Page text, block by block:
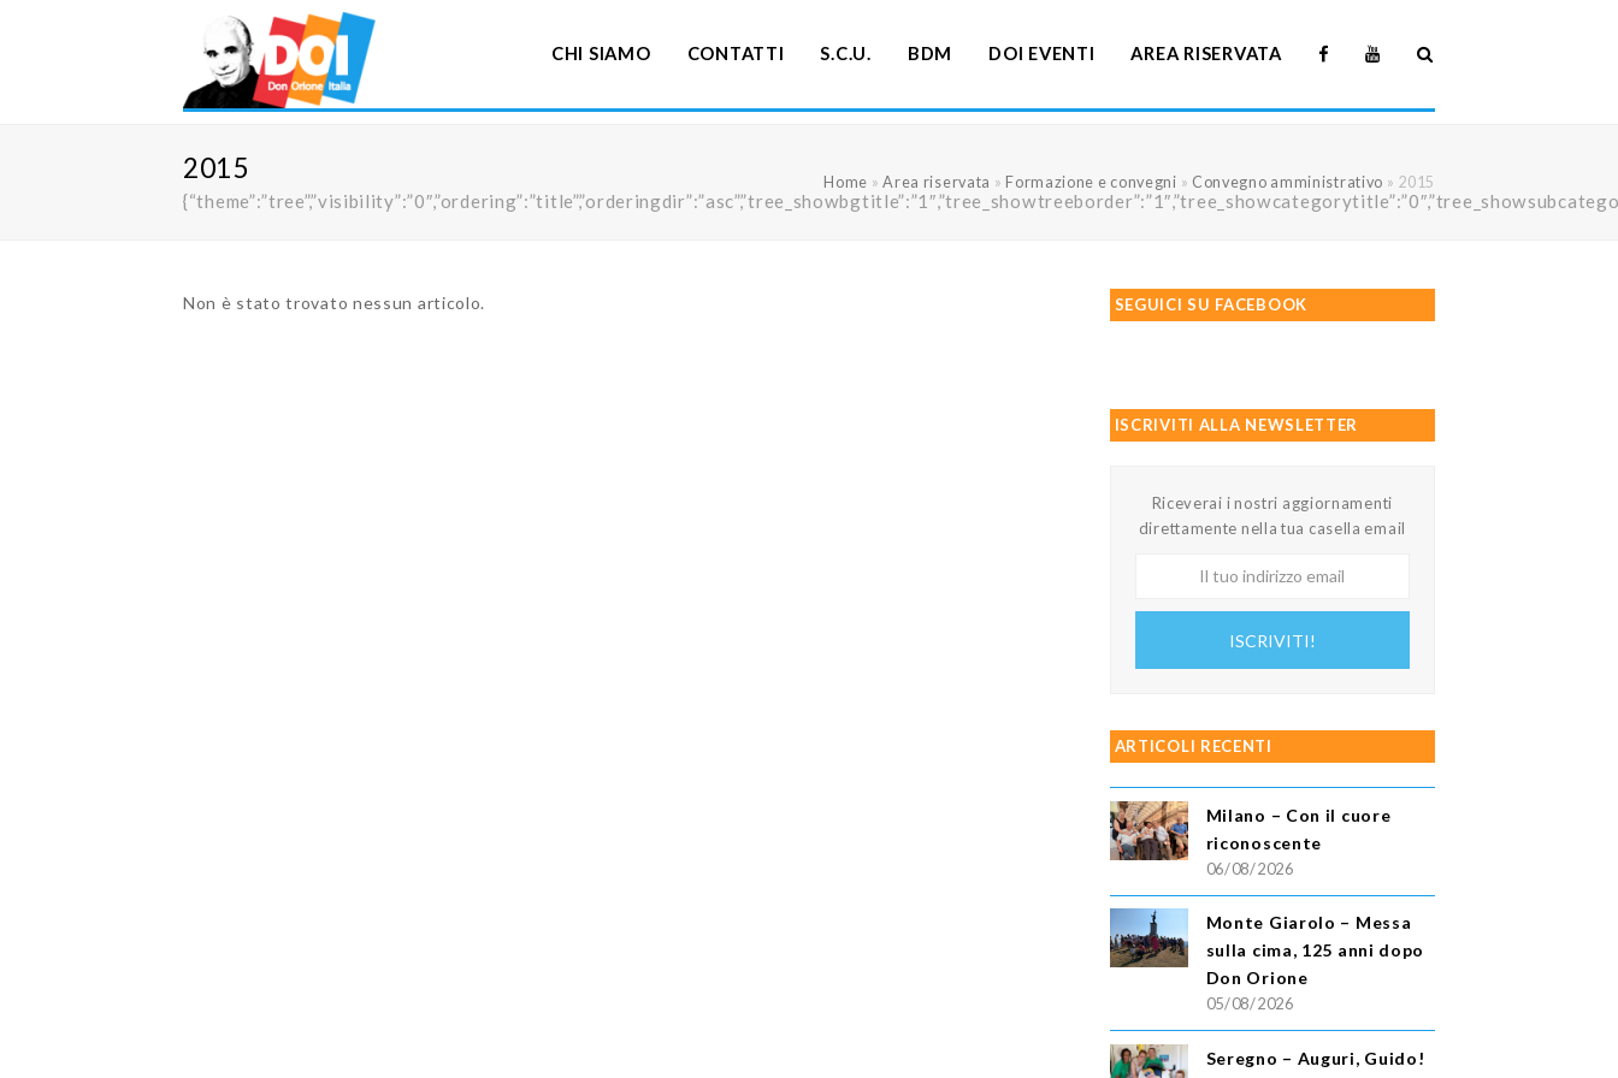
CHI SIAMO CONTATTI S.C.U. BDM DOI EVENTI AREA RISERVATA
2015 Home »Area riservata » Formazione e convegni » Convegno amministrativo » 2015
Non è stato trovato nessun articolo. SEGUICI SU FACEBOOK
ISCRIVITI ALLA NEWSLETTER
Riceverai i nostri aggiornamenti
direttamente nella tua casella email
ISCRIVITI!
ARTICOLI RECENTI
Milano – Con il cuore
riconoscente
06/08/2026
Monte Giarolo – Messa
sulla cima, 125 anni dopo
Don Orione
05/08/2026
Seregno – Auguri, Guido!